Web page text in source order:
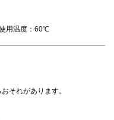
用温度：60℃
それがあります。